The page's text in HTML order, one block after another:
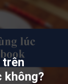
trên
không?